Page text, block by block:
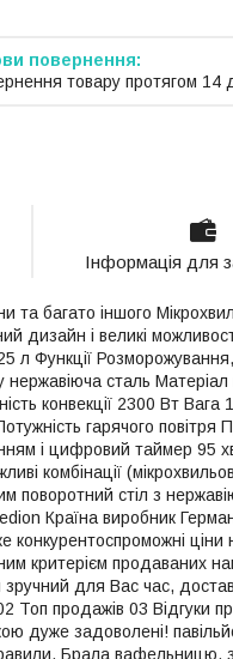
товару протягом 14
Інформація для
багато іншого
дизайн і великі
л Функції Розморожування,
нержавіюча сталь Матеріал
конвекції 2300 Вт Вага
гарячого повітря
і цифровий таймер 95
комбінації
поворотний стіл з
Країна виробник
ціни
критерієм продаваних
зручний для Вас час,
Топ продажів 03 Відгуки
дуже задоволені!
Брала вафельницю,